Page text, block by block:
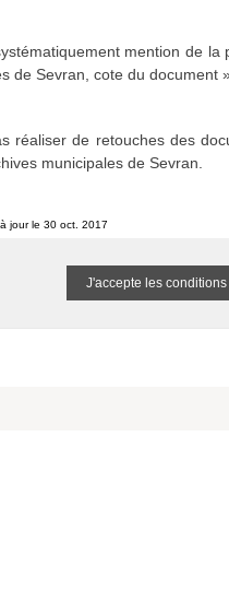
et journaux municipaux
spécifiés :
mention de
de Sevran, cote du document
réaliser de retouches des
municipales de Sevran.
jour le 30 oct. 2017